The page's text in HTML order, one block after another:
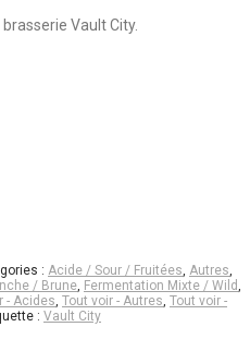
Vault City.
: Acide / Sour / Fruitées, Autres,
/ Brune, Fermentation Mixte / Wild,
- Acides, Tout voir - Autres, Tout voir -
: Vault City